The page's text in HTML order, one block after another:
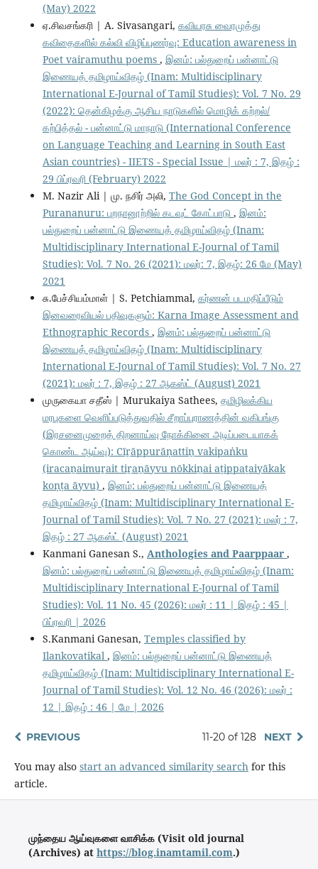
(May) 2022
ஏ.சிவசங்கரி | A. Sivasangari, கவியரசு வைரமுத்து
கவிதைகளில் கல்வி விழிப்புணர்வு: Education awareness in
Poet vairamuthu poems , இனம்: பல்துறைப் பன்னாட்டு
இணையத் தமிழாய்விதழ் (Inam: Multidisciplinary
International E-Journal of Tamil Studies): Vol. 7 No. 29
(2022): தென்கிழக்கு ஆசிய நாடுகளில் மொழிக் கற்றல்/
கற்பித்தல் - பன்னாட்டு மாநாடு (International Conference
on Language Teaching and Learning in South East
Asian countries) - IIETS - Special Issue | மலர் : 7, இதழ் :
29 பிப்ரவரி (February) 2022
M. Nazir Ali | மு. நசிர் அலி, The God Concept in the
Purananuru: புறநானூற்றில் கடவுட் கோட்பாடு , இனம்:
பல்துறைப் பன்னாட்டு இணையத் தமிழாய்விதழ் (Inam:
Multidisciplinary International E-Journal of Tamil
Studies): Vol. 7 No. 26 (2021): மலர்: 7, இதழ்: 26 மே (May)
2021
சு.பேச்சியம்மாள் | S. Petchiammal, கர்ணன் படமதிப்பீடும்
இனவரைவியல் பதிவுகளும்: Karna Image Assessment and
Ethnographic Records , இனம்: பல்துறைப் பன்னாட்டு
இணையத் தமிழாய்விதழ் (Inam: Multidisciplinary
International E-Journal of Tamil Studies): Vol. 7 No. 27
(2021): மலர் : 7, இதழ் : 27 ஆகஸ்ட் (August) 2021
முருகையா சதீஸ் | Murukaiya Sathees, தமிழிலக்கிய
மரபுகளை வெளிப்படுத்துவதில் சீறாப்புராணத்தின் வகிபங்கு
(இரசனைமுறைத் திறனாய்வு நோக்கினை அடிப்படையாகக்
கொண்ட ஆய்வு): Cīṟāppurāṇattiṉ vakipaṅku
(iracaṉaimuṟait tiṟaṉāyvu nōkkiṉai aṭippaṭaiyākak
koṇṭa āyvu) , இனம்: பல்துறைப் பன்னாட்டு இணையத்
தமிழாய்விதழ் (Inam: Multidisciplinary International E-
Journal of Tamil Studies): Vol. 7 No. 27 (2021): மலர் : 7,
இதழ் : 27 ஆகஸ்ட் (August) 2021
Kanmani Ganesan S., Anthologies and Paarppaar ,
இனம்: பல்துறைப் பன்னாட்டு இணையத் தமிழாய்விதழ் (Inam:
Multidisciplinary International E-Journal of Tamil
Studies): Vol. 11 No. 45 (2026): மலர் : 11 | இதழ் : 45 |
பிப்ரவரி | 2026
S.Kanmani Ganesan, Temples classified by
Ilankovatikal , இனம்: பல்துறைப் பன்னாட்டு இணையத்
தமிழாய்விதழ் (Inam: Multidisciplinary International E-
Journal of Tamil Studies): Vol. 12 No. 46 (2026): மலர் :
12 | இதழ் : 46 | மே | 2026
PREVIOUS 11-20 of 128 NEXT
You may also start an advanced similarity searchfor this
article.
முந்தைய ஆய்வுகளை வாசிக்க (Visit old journal
(Archives) at https://blog.inamtamil.com.)